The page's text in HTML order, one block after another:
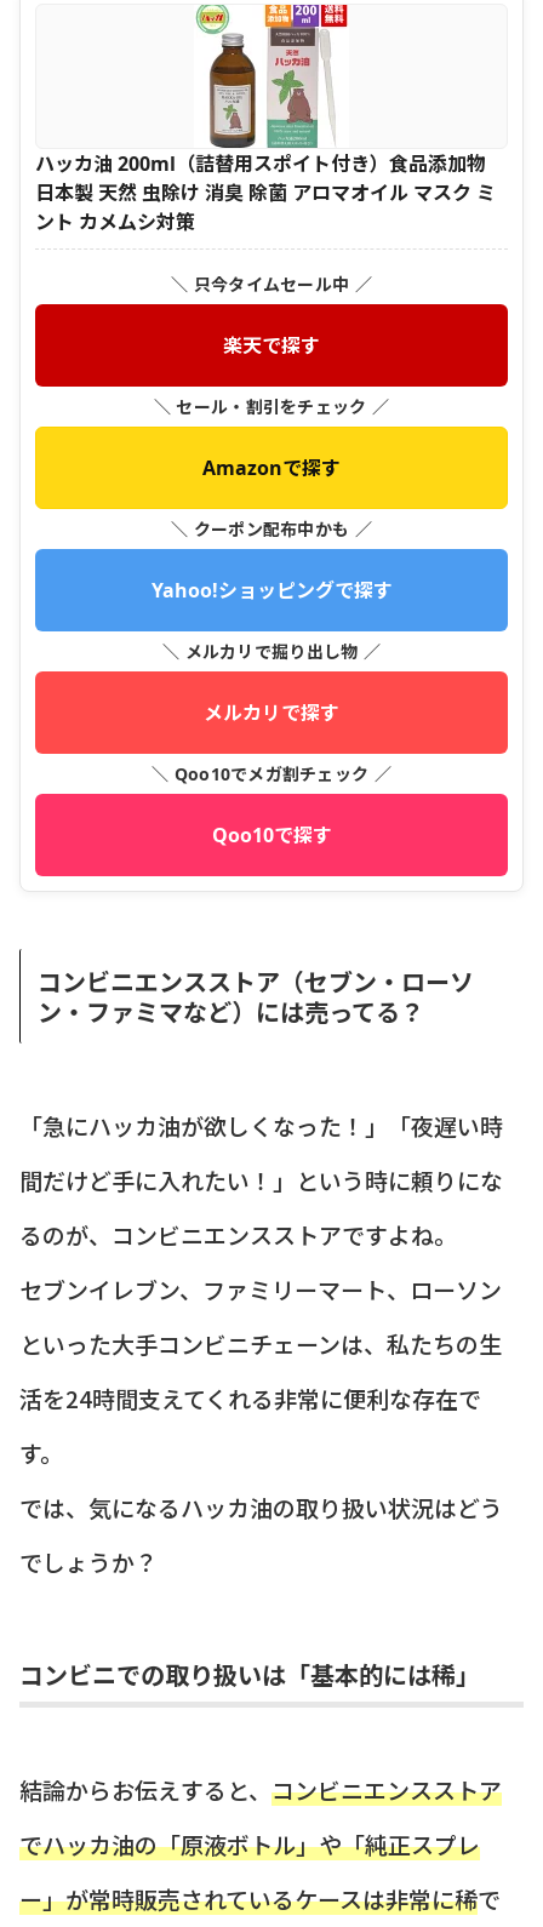
ハッカ油 200ml（詰替用スポイト付き）食品添加物
日本製 天然 虫除け 消臭 除菌 アロマオイル マスク ミ
ント カメムシ対策
＼ 只今タイムセール中 ／
楽天で探す
＼ セール・割引をチェック ／
Amazonで探す
＼ クーポン配布中かも ／
Yahoo!ショッピングで探す
＼ メルカリで掘り出し物 ／
メルカリで探す
＼ Qoo10でメガ割チェック ／
Qoo10で探す
コンビニエンスストア（セブン・ローソ
ン・ファミマなど）には売ってる？
「急にハッカ油が欲しくなった！」「夜遅い時
間だけど手に入れたい！」という時に頼りにな
るのが、コンビニエンスストアですよね。
セブンイレブン、ファミリーマート、ローソン
といった大手コンビニチェーンは、私たちの生
活を24時間支えてくれる非常に便利な存在で
す。
では、気になるハッカ油の取り扱い状況はどう
でしょうか？
コンビニでの取り扱いは「基本的には稀」
結論からお伝えすると、 コンビニエンスストア
でハッカ油の「原液ボトル」や「純正スプレ
ー」が常時販売されているケースは非常に稀で